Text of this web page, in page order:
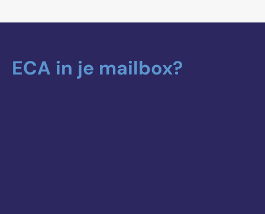
ECA in je mailbox?